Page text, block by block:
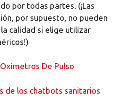
por todas partes. (¡Las
por supuesto, no pueden
calidad si elige utilizar
De Pulso
de los chatbots sanitarios